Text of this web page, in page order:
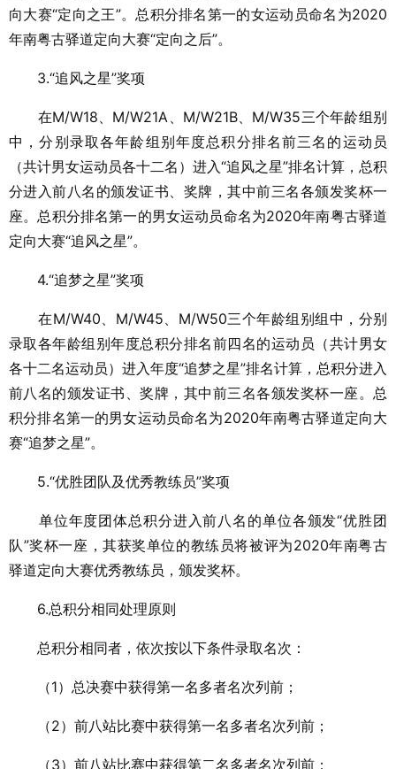
向大赛“定向之王”。总积分排名第一的女运动员命名为2020
年南粤古驿道定向大赛“定向之后”。
3.“追风之星”奖项
在M/W18、M/W21A、M/W21B、M/W35三个年龄组别
中，分别录取各年龄组别年度总积分排名前三名的运动员
（共计男女运动员各十二名）进入“追风之星”排名计算，总积
分进入前八名的颁发证书、奖牌，其中前三名各颁发奖杯一
座。总积分排名第一的男女运动员命名为2020年南粤古驿道
定向大赛“追风之星”。
4.“追梦之星”奖项
在M/W40、M/W45、M/W50三个年龄组别组中，分别
录取各年龄组别年度总积分排名前四名的运动员（共计男女
各十二名运动员）进入年度“追梦之星”排名计算，总积分进入
前八名的颁发证书、奖牌，其中前三名各颁发奖杯一座。总
积分排名第一的男女运动员命名为2020年南粤古驿道定向大
赛“追梦之星”。
5.“优胜团队及优秀教练员”奖项
单位年度团体总积分进入前八名的单位各颁发“优胜团
队”奖杯一座，其获奖单位的教练员将被评为2020年南粤古
驿道定向大赛优秀教练员，颁发奖杯。
6.总积分相同处理原则
总积分相同者，依次按以下条件录取名次：
（1）总决赛中获得第一名多者名次列前；
（2）前八站比赛中获得第一名多者名次列前；
（3）前八站比赛中获得第二名多者名次列前；